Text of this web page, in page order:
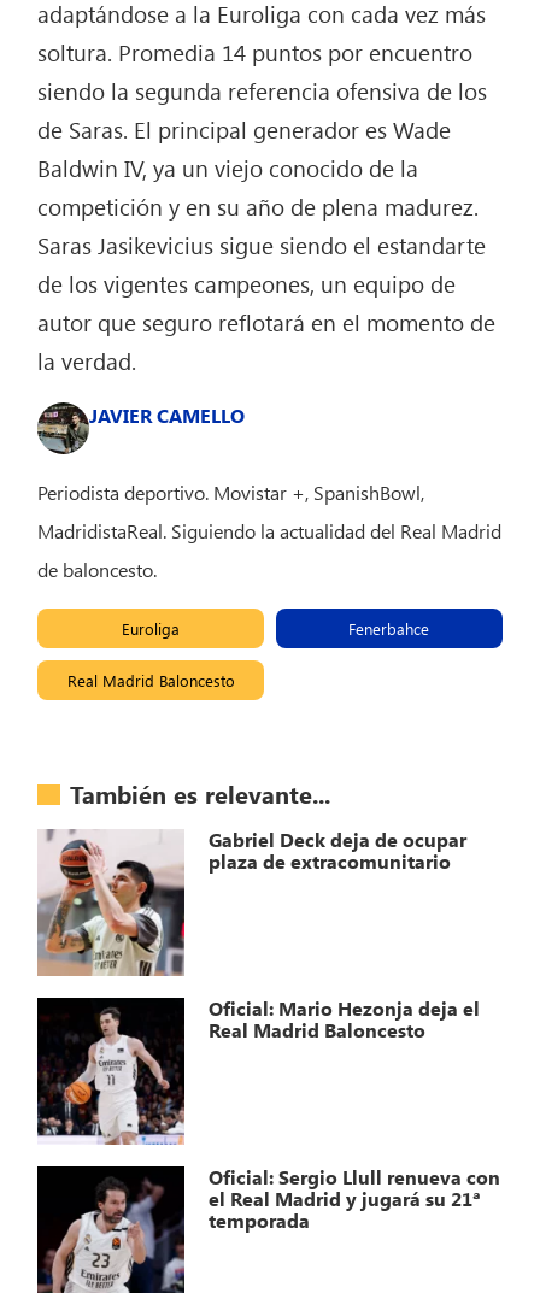
adaptándose a la Euroliga con cada vez más
soltura. Promedia 14 puntos por encuentro
siendo la segunda referencia ofensiva de los
de Saras. El principal generador es Wade
Baldwin IV, ya un viejo conocido de la
competición y en su año de plena madurez.
Saras Jasikevicius sigue siendo el estandarte
de los vigentes campeones, un equipo de
autor que seguro reflotará en el momento de
la verdad.
JAVIER CAMELLO
Periodista deportivo. Movistar +, SpanishBowl,
MadridistaReal. Siguiendo la actualidad del Real Madrid
de baloncesto.
Euroliga Fenerbahce
Real Madrid Baloncesto
También es relevante...
Gabriel Deck deja de ocupar
plaza de extracomunitario
Oficial: Mario Hezonja deja el
Real Madrid Baloncesto
Oficial: Sergio Llull renueva con
el Real Madrid y jugará su 21ª
temporada